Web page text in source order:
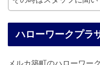
ハローワークプラ